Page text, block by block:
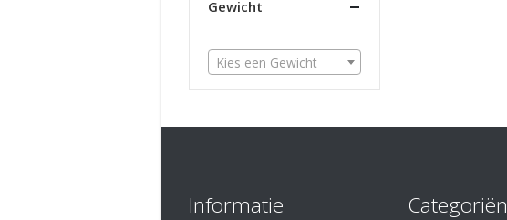
Gewicht
Kies een Gewicht
Informatie Categoriën